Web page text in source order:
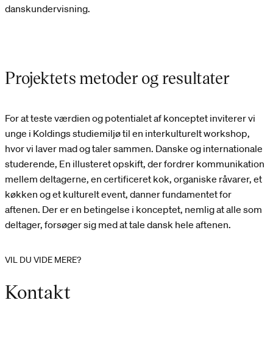
danskundervisning.
Projektets metoder og resultater
For at teste værdien og potentialet af konceptet inviterer vi
unge i Koldings studiemiljø til en interkulturelt workshop,
hvor vi laver mad og taler sammen. Danske og internationale
studerende, En illusteret opskift, der fordrer kommunikation
mellem deltagerne, en certificeret kok, organiske råvarer, et
køkken og et kulturelt event, danner fundamentet for
aftenen. Der er en betingelse i konceptet, nemlig at alle som
deltager, forsøger sig med at tale dansk hele aftenen.
VIL DU VIDE MERE?
Kontakt